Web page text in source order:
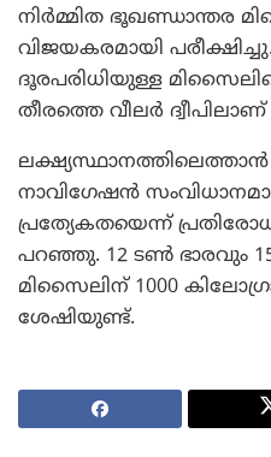
നിര്‍മ്മിത ഭൂഖണ്ഡാന്തര
വിജയകരമായി പരീക്ഷിച്ചു.
ദൂരപരിധിയുള്ള
തീരത്തെ വീലര്‍
നാവിഗേഷന്‍
പ്രത്യേകതയെന്ന്
പറഞ്ഞു. 12 ടണ്‍ ഭാരവും 15
മിസൈലിന് 1000
ശേഷിയുണ്ട്.